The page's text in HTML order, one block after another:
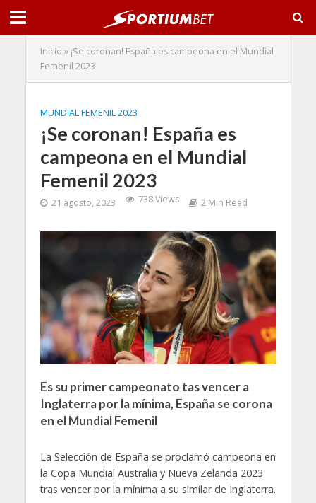
Inicio » ¡Se coronan! España es campeona en el Mundial
Femenil 2023
MUNDIAL FEMENIL 2023
¡Se coronan! España es
campeona en el Mundial
Femenil 2023
21 agosto, 2023 738 Views 2 Min Read
Es su primer campeonato tas vencer a
Inglaterra por la mínima, España se corona
en el Mundial Femenil
La Selección de España se proclamó campeona en
la Copa Mundial Australia y Nueva Zelanda 2023
tras vencer por la mínima a su similar de Inglaterra.